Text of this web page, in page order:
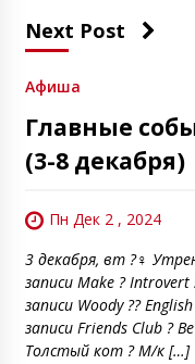
Next Post
Афиша
Главные
(3-8 декабря)
Пн Дек 2 , 2024
3 декабря, вт ?‍♀️
записи Make ?
записи Woody ??
записи Friends Club ?
Толстый кот ? М/к […]